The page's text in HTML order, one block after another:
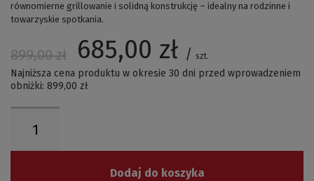
równomierne grillowanie i solidną konstrukcję – idealny na rodzinne i
towarzyskie spotkania.
899,00 zł 685,00 zł / szt.
Najniższa cena produktu w okresie 30 dni przed wprowadzeniem
obniżki: 899,00 zł
Dodaj do koszyka